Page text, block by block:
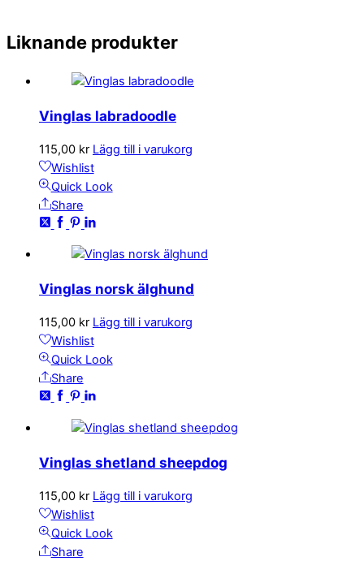
Liknande produkter
Vinglas labradoodle
115,00 kr Lägg till i varukorg
Wishlist
Quick Look
Share
Vinglas norsk älghund
115,00 kr Lägg till i varukorg
Wishlist
Quick Look
Share
Vinglas shetland sheepdog
115,00 kr Lägg till i varukorg
Wishlist
Quick Look
Share